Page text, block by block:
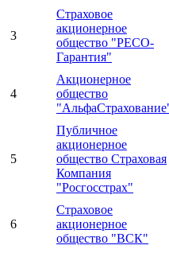
3
Страховое
акционерное
общество "РЕСО-
Гарантия"
4
Акционерное
общество
5
Публичное
акционерное
общество Страховая
Компания
"Росгосстрах"
6
Страховое
акционерное
общество "ВСК"